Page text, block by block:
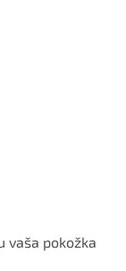
vaša pokožka